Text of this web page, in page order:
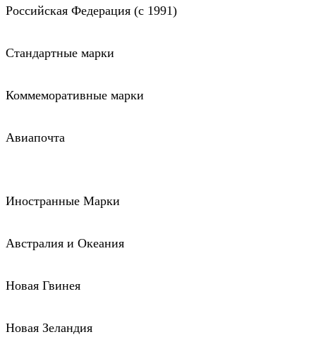
Российская Федерация (c 1991)
Стандартные марки
Коммеморативные марки
Авиапочта
Иностранные Марки
Австралия и Океания
Новая Гвинея
Новая Зеландия